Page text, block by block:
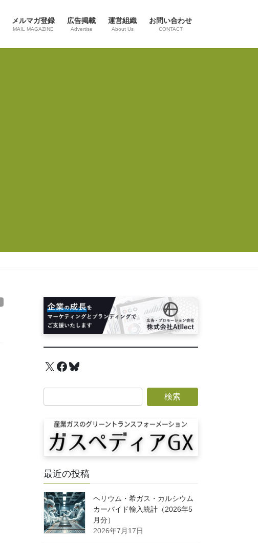
メルマガ登録
MAIL MAGAZINE
広告掲載
Advertise
運営組織
About Us
お問い合わせ
CONTACT
X Facebook
Bluesky
最近の投稿
ヘリウム・希ガス・カルシウム
カーバイド輸入統計（2026年5
月分）
2026年7月17日